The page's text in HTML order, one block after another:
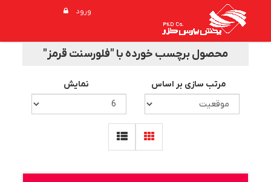
ورود
محصول برچسب خورده با "فلورسنت قرمز"
مرتب سازی بر اساس نمایش